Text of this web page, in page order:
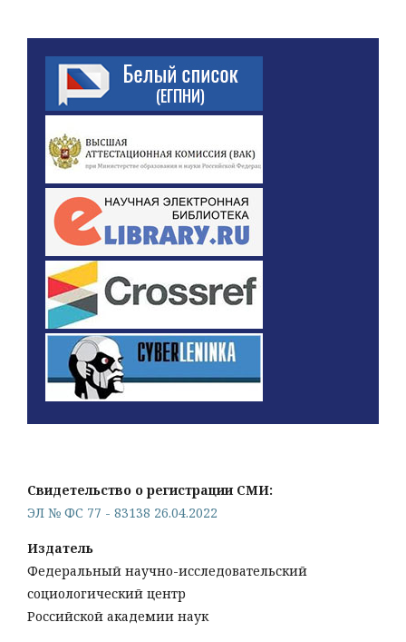
Свидетельство о регистрации СМИ:
ЭЛ № ФС 77 - 83138 26.04.2022
Издатель
Федеральный научно-исследовательский
социологический центр
Российской академии наук